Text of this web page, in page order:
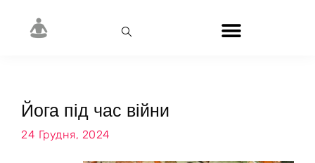
Йога під час війни
24 Грудня, 2024